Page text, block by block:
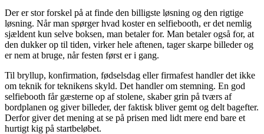
Der er stor forskel på at finde den billigste løsning og den rigtige
løsning. Når man spørger hvad koster en selfiebooth, er det nemlig
sjældent kun selve boksen, man betaler for. Man betaler også for, at
den dukker op til tiden, virker hele aftenen, tager skarpe billeder og
er nem at bruge, når festen først er i gang.
Til bryllup, konfirmation, fødselsdag eller firmafest handler det ikke
om teknik for teknikens skyld. Det handler om stemning. En god
selfiebooth får gæsterne op af stolene, skaber grin på tværs af
bordplanen og giver billeder, der faktisk bliver gemt og delt bagefter.
Derfor giver det mening at se på prisen med lidt mere end bare et
hurtigt kig på startbeløbet.